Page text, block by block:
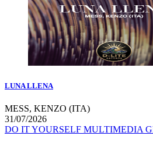
LUNA LLENA
MESS, KENZO (ITA)
31/07/2026
DO IT YOURSELF MULTIMEDIA